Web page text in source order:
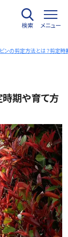
検索 メニュー
ンの剪定方法とは？剪定
時期や育て方